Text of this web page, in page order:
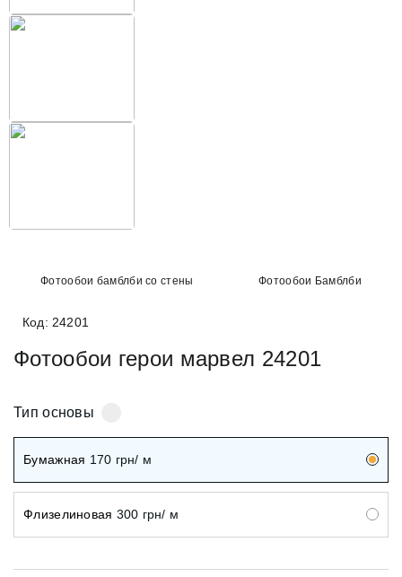
Фотообои бамблби со стены Фотообои Бамблби
Код: 24201
Фотообои герои марвел 24201
Тип основы
Бумажная 170 грн/ м
Флизелиновая 300 грн/ м